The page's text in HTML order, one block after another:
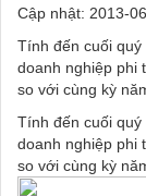
Cập nhật: 2013-
Tính đến cuối
doanh nghiệp phi
so với cùng kỳ
Tính đến cuối
doanh nghiệp phi
so với cùng kỳ